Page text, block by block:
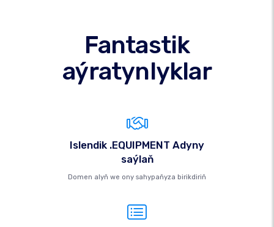
Fantastik
aýratynlyklar
Islendik .EQUIPMENT Adyny
saýlaň
Domen alyň we ony sahypaňyza birikdiriň